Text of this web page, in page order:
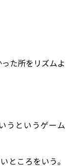
た所をリズムよ
うというゲーム
ところをいう。